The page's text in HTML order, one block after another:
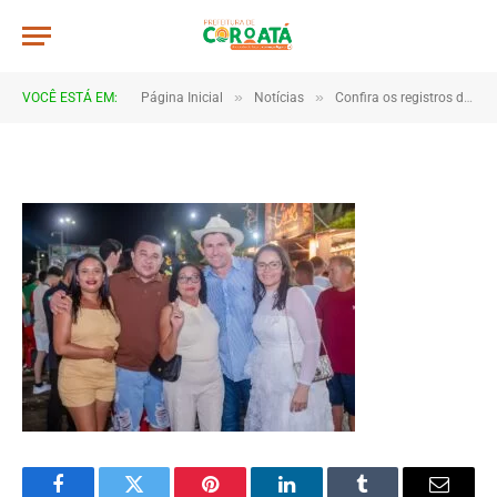
VOCÊ ESTÁ EM: Página Inicial » Notícias » Confira os registros da virada de ano em Coroatá
JWR_6645